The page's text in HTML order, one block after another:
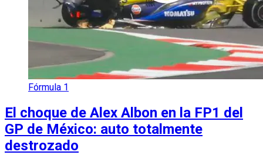
Fórmula 1
El choque de Alex Albon en la FP1 del
GP de México: auto totalmente
destrozado